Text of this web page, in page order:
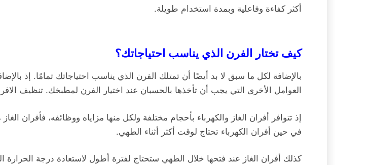
أكثر كفاءة وفاعلية وبمدة استخدام طويلة.
كيف تختار الفرن الذي يناسب احتياجاتك؟
بالإضافة لكل ما سبق لا بد أيضًا أن تمتلك الفرن الذي يناسب احتياجاتك تمامًا. إذ
العوامل الأخرى التي يجب أن تأخذها بالحسبان عند اختيار الفرن لمطبخك. تنظيف
إذ تتوافر أفران الغاز والكهرباء بأحجام مختلفة ولكل منها مزاياه ووظائفه، فأفران
في حين أفران الكهرباء تحتاج لوقت أكثر أثناء الطهي.
كذلك أفران الغاز عند فتحها خلال الطهي ستحتاج لفترة أطول لاستعادة درجة الحرارة